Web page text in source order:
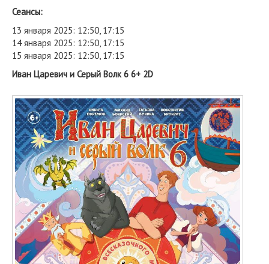
Сеансы:
13 января 2025: 12:50, 17:15
14 января 2025: 12:50, 17:15
15 января 2025: 12:50, 17:15
Иван Царевич и Серый Волк 6 6+ 2D